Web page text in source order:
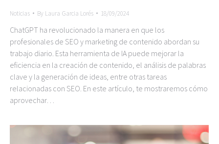
Noticias By Laura Garcia Lorés 18/09/2024
ChatGPT ha revolucionado la manera en que los
profesionales de SEO y marketing de contenido abordan su
trabajo diario. Esta herramienta de IA puede mejorar la
eficiencia en la creación de contenido, el análisis de palabras
clave y la generación de ideas, entre otras tareas
relacionadas con SEO. En este artículo, te mostraremos cómo
aprovechar…